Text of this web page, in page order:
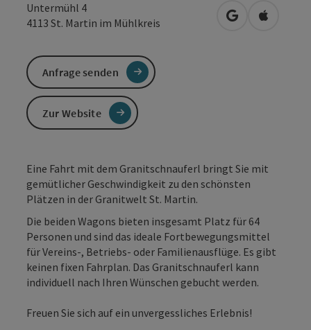
Untermühl 4
4113 St. Martin im Mühlkreis in Googlein Apple
Eine Fahrt mit dem Granitschnauferl bringt Sie mit
gemütlicher Geschwindigkeit zu den schönsten
Plätzen in der Granitwelt St. Martin.
Die beiden Wagons bieten insgesamt Platz für 64
Personen und sind das ideale Fortbewegungsmittel
für Vereins-, Betriebs- oder Familienausflüge. Es gibt
keinen fixen Fahrplan. Das Granitschnauferl kann
individuell nach Ihren Wünschen gebucht werden.
Freuen Sie sich auf ein unvergessliches Erlebnis!
Anfrage senden
Zur Website